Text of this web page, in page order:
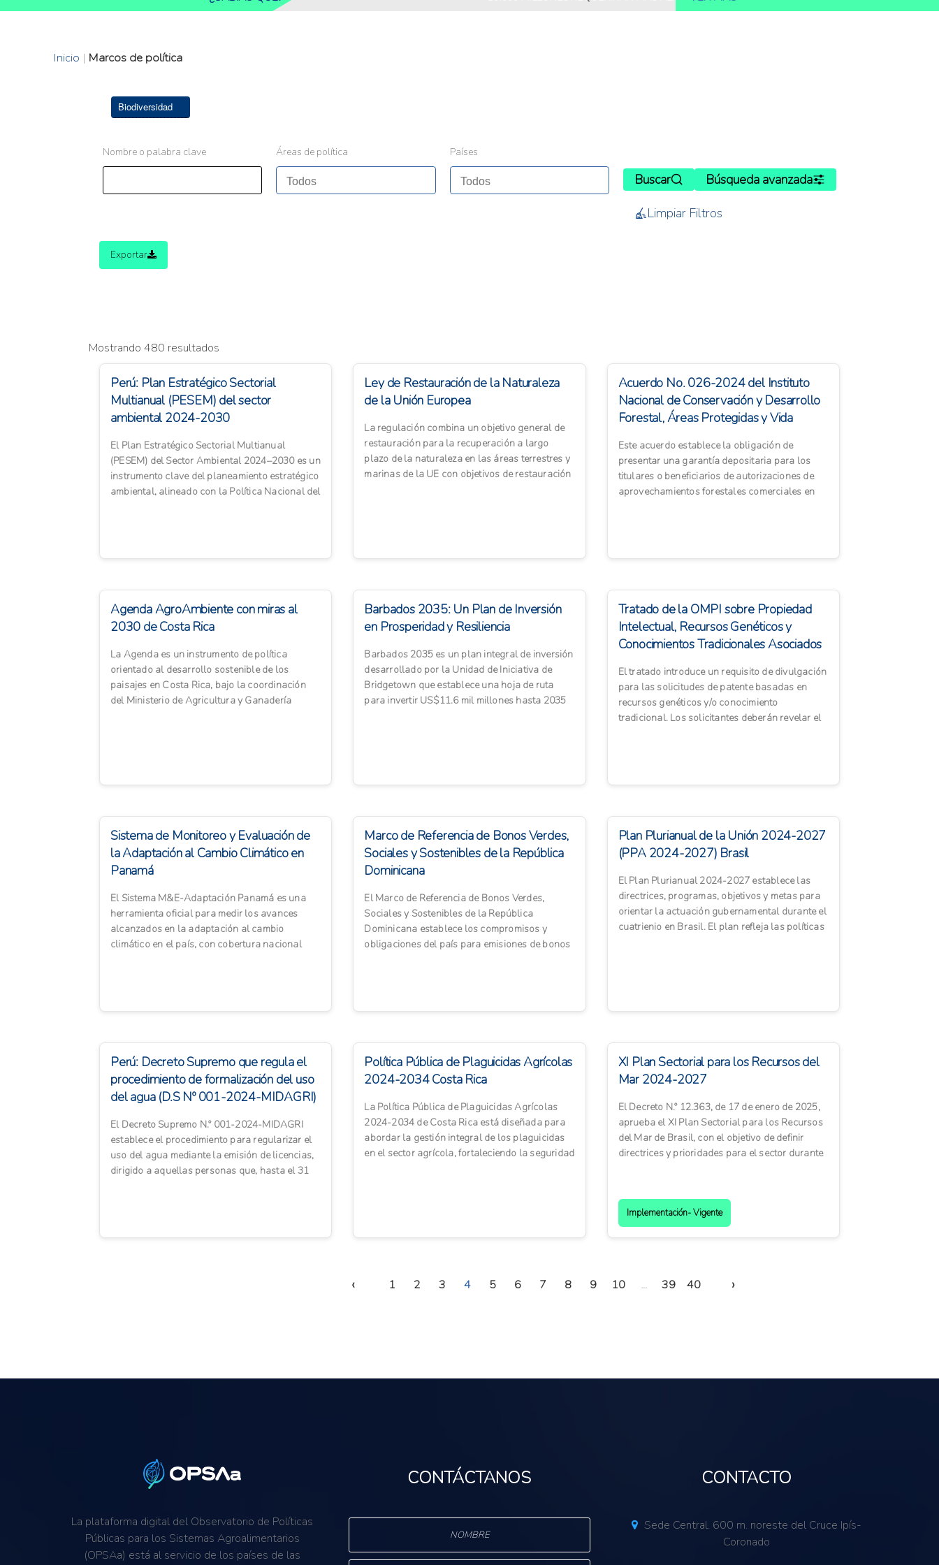
Inicio | Marcos de política
Biodiversidad
Nombre o palabra clave Áreas de política Países
Buscar
Búsqueda avanzada
Limpiar Filtros
Exportar
Mostrando 480 resultados
Perú: Plan Estratégico Sectorial
Multianual (PESEM) del sector
ambiental 2024-2030
El Plan Estratégico Sectorial Multianual
(PESEM) del Sector Ambiental 2024–2030 es un
instrumento clave del planeamiento estratégico
ambiental, alineado con la Política Nacional del
Ley de Restauración de la Naturaleza
de la Unión Europea
La regulación combina un objetivo general de
restauración para la recuperación a largo
plazo de la naturaleza en las áreas terrestres y
marinas de la UE con objetivos de restauración
Acuerdo No. 026-2024 del Instituto
Nacional de Conservación y Desarrollo
Forestal, Áreas Protegidas y Vida
Este acuerdo establece la obligación de
presentar una garantía depositaria para los
titulares o beneficiarios de autorizaciones de
aprovechamientos forestales comerciales en
Agenda AgroAmbiente con miras al
2030 de Costa Rica
La Agenda es un instrumento de política
orientado al desarrollo sostenible de los
paisajes en Costa Rica, bajo la coordinación
del Ministerio de Agricultura y Ganadería
Barbados 2035: Un Plan de Inversión
en Prosperidad y Resiliencia
Barbados 2035 es un plan integral de inversión
desarrollado por la Unidad de Iniciativa de
Bridgetown que establece una hoja de ruta
para invertir US$11.6 mil millones hasta 2035
Tratado de la OMPI sobre Propiedad
Intelectual, Recursos Genéticos y
Conocimientos Tradicionales Asociados
El tratado introduce un requisito de divulgación
para las solicitudes de patente basadas en
recursos genéticos y/o conocimiento
tradicional. Los solicitantes deberán revelar el
Sistema de Monitoreo y Evaluación de
la Adaptación al Cambio Climático en
Panamá
El Sistema M&E-Adaptación Panamá es una
herramienta oficial para medir los avances
alcanzados en la adaptación al cambio
climático en el país, con cobertura nacional
Marco de Referencia de Bonos Verdes,
Sociales y Sostenibles de la República
Dominicana
El Marco de Referencia de Bonos Verdes,
Sociales y Sostenibles de la República
Dominicana establece los compromisos y
obligaciones del país para emisiones de bonos
Plan Plurianual de la Unión 2024-2027
(PPA 2024-2027) Brasil
El Plan Plurianual 2024-2027 establece las
directrices, programas, objetivos y metas para
orientar la actuación gubernamental durante el
cuatrienio en Brasil. El plan refleja las políticas
Perú: Decreto Supremo que regula el
procedimiento de formalización del uso
del agua (D.S Nº 001-2024-MIDAGRI)
El Decreto Supremo N.º 001-2024-MIDAGRI
establece el procedimiento para regularizar el
uso del agua mediante la emisión de licencias,
dirigido a aquellas personas que, hasta el 31
Política Pública de Plaguicidas Agrícolas
2024-2034 Costa Rica
La Política Pública de Plaguicidas Agrícolas
2024-2034 de Costa Rica está diseñada para
abordar la gestión integral de los plaguicidas
en el sector agrícola, fortaleciendo la seguridad
XI Plan Sectorial para los Recursos del
Mar 2024-2027
El Decreto N.º 12.363, de 17 de enero de 2025,
aprueba el XI Plan Sectorial para los Recursos
del Mar de Brasil, con el objetivo de definir
directrices y prioridades para el sector durante
Implementación- Vigente
‹ 1 2 3 4 5 6 7 8 9 10 ... 39 40 ›
La plataforma digital del Observatorio de Políticas
Públicas para los Sistemas Agroalimentarios
(OPSAa) está al servicio de los países de las
CONTÁCTANOS CONTACTO
Sede Central. 600 m. noreste del Cruce Ipís-
Coronado